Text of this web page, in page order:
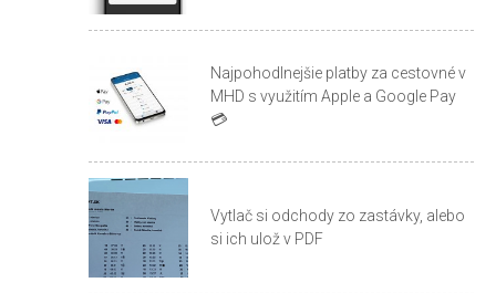
Najpohodlnejšie platby za cestovné v
MHD s využitím Apple a Google Pay
💳
Vytlač si odchody zo zastávky, alebo
si ich ulož v PDF